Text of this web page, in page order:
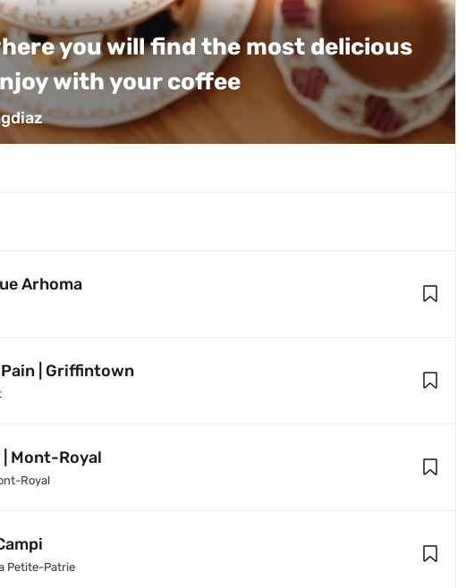
you will find the most delicious
with your coffee
Arhoma
Pain | Griffintown
| Mont-Royal
Royal
Petite-Patrie